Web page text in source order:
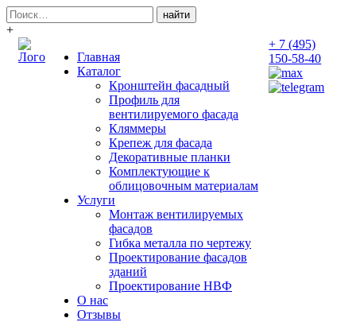
Поиск:
+
Главная
Каталог
Кронштейн фасадный
Профиль для
вентилируемого фасада
Кляммеры
Крепеж для фасада
Декоративные планки
Комплектующие к
облицовочным материалам
Услуги
Монтаж вентилируемых
фасадов
Гибка металла по чертежу
Проектирование фасадов
зданий
Проектирование НВФ
О нас
Отзывы
+ 7 (495)
150-58-40